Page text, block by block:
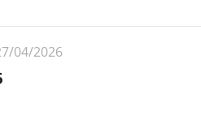
04/2026